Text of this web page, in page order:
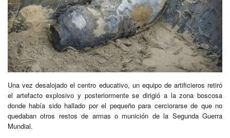
Una vez desalojado el centro educativo, un equipo de artificieros retiró
el artefacto explosivo y posteriormente se dirigió a la zona boscosa
donde había sido hallado por el pequeño para cerciorarse de que no
quedaban otros restos de armas o munición de la Segunda Guerra
Mundial.